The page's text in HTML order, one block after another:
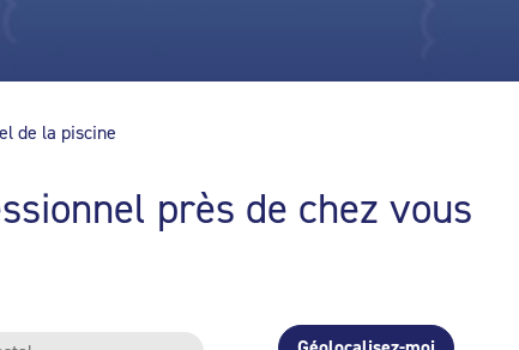
de la piscine
près de chez vous